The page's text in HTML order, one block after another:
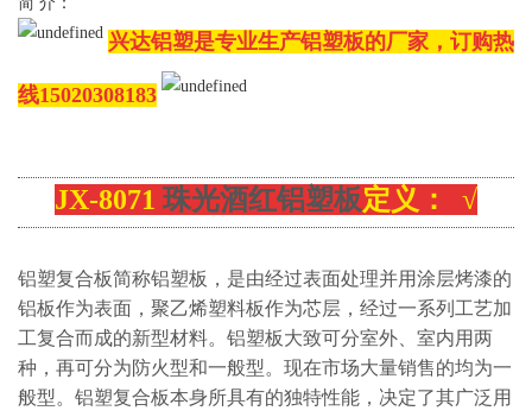
兴达铝塑是专业生产铝塑板的厂家，订购热
线15020308183
JX-8071 珠光酒红铝塑板定义： √
铝塑复合板简称铝塑板，是由经过表面处理并用涂层烤漆的
铝板作为表面，聚乙烯塑料板作为芯层，经过一系列工艺加
工复合而成的新型材料。铝塑板大致可分室外、室内用两
种，再可分为防火型和一般型。现在市场大量销售的均为一
般型。铝塑复合板本身所具有的独特性能，决定了其广泛用